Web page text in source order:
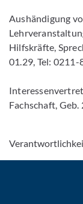
Aushändigung
Hilfskräfte,
01.29, Tel:
Fachschaft,